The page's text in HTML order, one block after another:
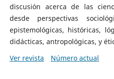
discusión acerca de las
desde perspectivas
epistemológicas, históricas,
didácticas, antropológicas, y
Ver revista
Número actual